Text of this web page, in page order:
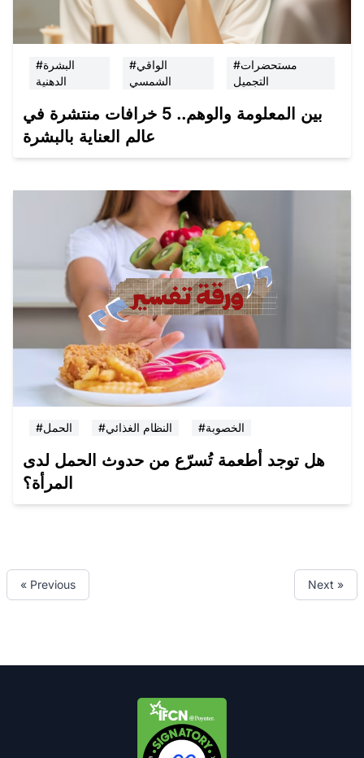
#البشرة
الدهنية
#الواقي
الشمسي
#مستحضرات
التجميل
بين المعلومة والوهم.. 5 خرافات منتشرة في
عالم العناية بالبشرة
#الحمل #النظام الغذائي #الخصوبة
هل توجد أطعمة تُسرّع من حدوث الحمل لدى
المرأة؟
« Previous Next »